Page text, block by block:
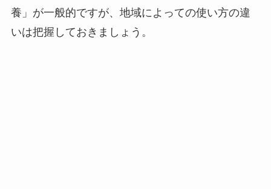
養」が一般的ですが、地域によっての使い方の違
いは把握しておきましょう。